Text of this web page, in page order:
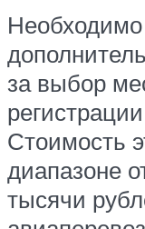
за выбор
Стоимость
диапазоне
тысячи